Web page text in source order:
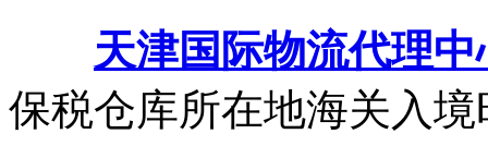
天津国际物流代理中
保税仓库所在地海关入